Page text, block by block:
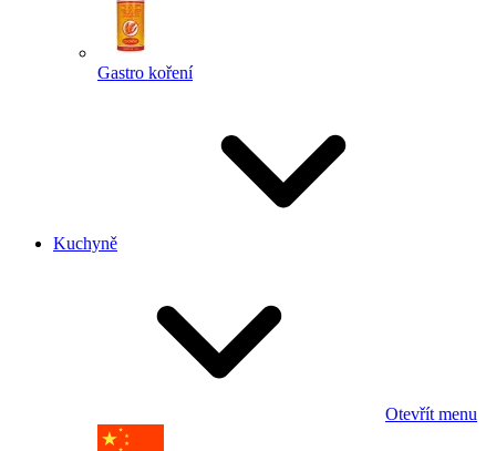
Gastro koření
Kuchyně
Otevřít menu